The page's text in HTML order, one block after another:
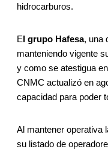
hidrocarburos.
El grupo Hafesa, una
manteniendo vigente
y como se atestigua
CNMC actualizó en
capacidad para poder
Al mantener operativa
su listado de